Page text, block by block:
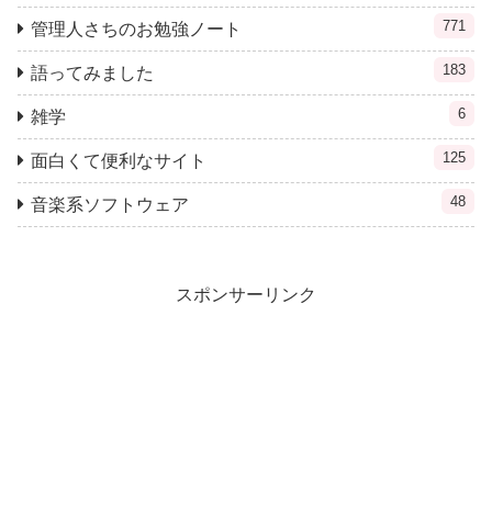
管理人さちのお勉強ノート 771
語ってみました 183
雑学 6
面白くて便利なサイト 125
音楽系ソフトウェア 48
スポンサーリンク